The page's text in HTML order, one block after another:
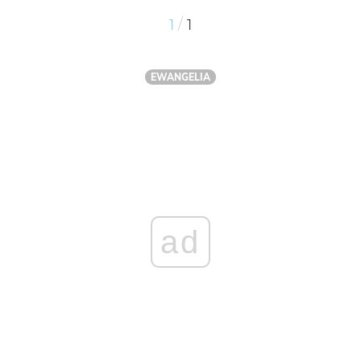
1 / 1
EWANGELIA
ad